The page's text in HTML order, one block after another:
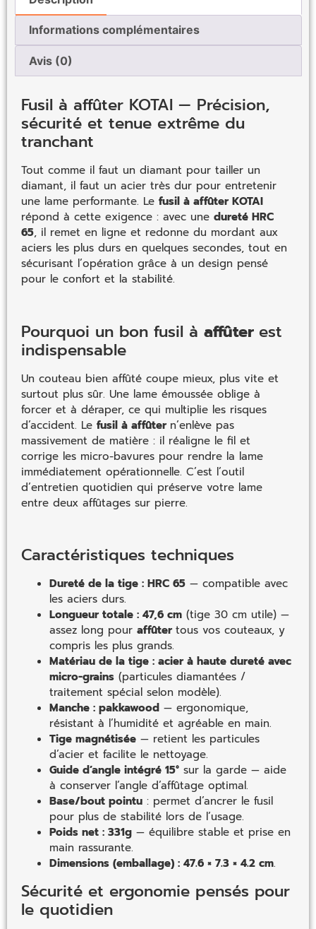
Informations complémentaires
Avis (0)
Fusil à affûter KOTAI — Précision,
sécurité et tenue extrême du
tranchant
Tout comme il faut un diamant pour tailler un
diamant, il faut un acier très dur pour entretenir
une lame performante. Le fusil à affûter KOTAI
répond à cette exigence : avec une dureté HRC
65, il remet en ligne et redonne du mordant aux
aciers les plus durs en quelques secondes, tout en
sécurisant l’opération grâce à un design pensé
pour le confort et la stabilité.
Pourquoi un bon fusil à affûter est
indispensable
Un couteau bien affûté coupe mieux, plus vite et
surtout plus sûr. Une lame émoussée oblige à
forcer et à déraper, ce qui multiplie les risques
d’accident. Le fusil à affûter n’enlève pas
massivement de matière : il réaligne le fil et
corrige les micro-bavures pour rendre la lame
immédiatement opérationnelle. C’est l’outil
d’entretien quotidien qui préserve votre lame
entre deux affûtages sur pierre.
Caractéristiques techniques
Dureté de la tige : HRC 65 — compatible avec
les aciers durs.
Longueur totale : 47,6 cm (tige 30 cm utile) —
assez long pour affûter tous vos couteaux, y
compris les plus grands.
Matériau de la tige : acier à haute dureté avec
micro-grains (particules diamantées /
traitement spécial selon modèle).
Manche : pakkawood — ergonomique,
résistant à l’humidité et agréable en main.
Tige magnétisée — retient les particules
d’acier et facilite le nettoyage.
Guide d’angle intégré 15° sur la garde — aide
à conserver l’angle d’affûtage optimal.
Base/bout pointu : permet d’ancrer le fusil
pour plus de stabilité lors de l’usage.
Poids net : 331g — équilibre stable et prise en
main rassurante.
Dimensions (emballage) : 47.6 × 7.3 × 4.2 cm.
Sécurité et ergonomie pensés pour
le quotidien